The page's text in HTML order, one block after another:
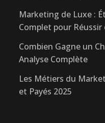
Marketing de Luxe :
Complet pour Réussir
Combien Gagne un
Analyse Complète
Les Métiers du
et Payés 2025